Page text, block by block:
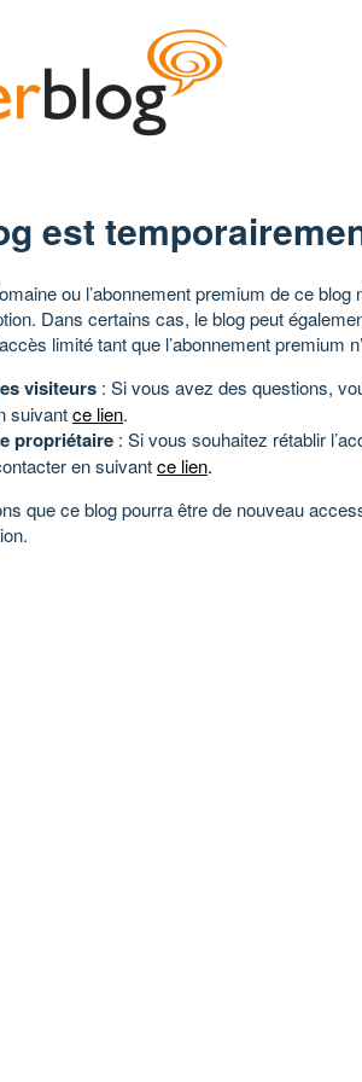
est
ou l’abonnement premium de ce blog
Dans certains cas, le blog peut
limité tant que l’abonnement premium
visiteurs : Si vous avez des questions,
suivantce lien.
propriétaire : Si vous souhaitez rétablir
en suivantce lien.
que ce blog pourra être de nouveau